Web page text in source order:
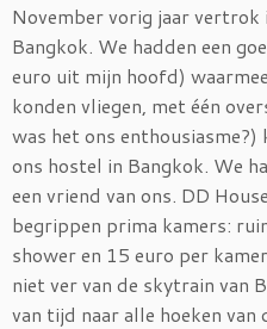
November vorig jaar
Bangkok. We hadden een
euro uit mijn hoofd)
konden vliegen, met één
was het ons enthousiasme?)
ons hostel in Bangkok. We
een vriend van ons. DD
begrippen prima kamers:
shower en 15 euro per
niet ver van de skytrain van
van tijd naar alle hoeken